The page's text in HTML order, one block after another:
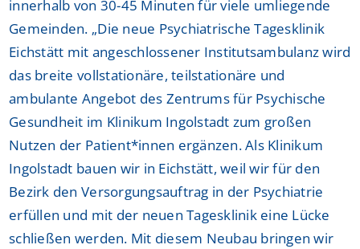
innerhalb von 30-45 Minuten für viele umliegende
Gemeinden. „Die neue Psychiatrische Tagesklinik
Eichstätt mit angeschlossener Institutsambulanz wird
das breite vollstationäre, teilstationäre und
ambulante Angebot des Zentrums für Psychische
Gesundheit im Klinikum Ingolstadt zum großen
Nutzen der Patient*innen ergänzen. Als Klinikum
Ingolstadt bauen wir in Eichstätt, weil wir für den
Bezirk den Versorgungsauftrag in der Psychiatrie
erfüllen und mit der neuen Tagesklinik eine Lücke
schließen werden. Mit diesem Neubau bringen wir